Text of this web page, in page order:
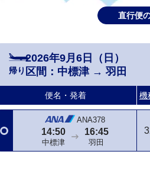
直行便
帰り
2026年9月6日（日）
区間： 中標津→ 羽田
便名・発着 機
ANA378
14:50
中標津
16:45
羽田